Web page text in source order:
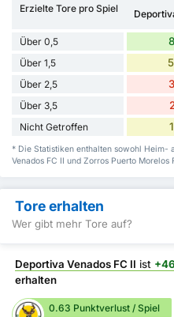
Erzielte Tore pro Spiel
Über 0,5
Über 1,5
Über 2,5
Über 3,5
Nicht Getroffen
* Die Statistiken enthalten sowohl Heim-
Venados FC II und Zorros Puerto Morelos
Tore erhalten
Wer gibt mehr Tore auf?
Deportiva Venados FC II ist
erhalten
0.63 Punktverlust / Spiel